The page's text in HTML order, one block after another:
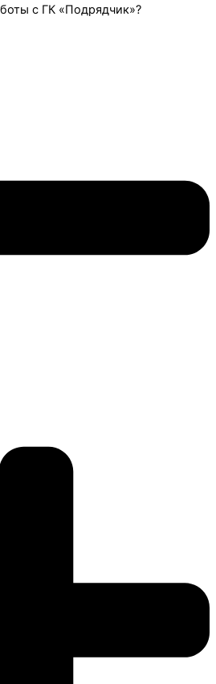
с ГК «Подрядчик»?